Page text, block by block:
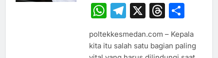
WhatsApp
Telegram
X
poltekkesmedan.com – Kepala
kita itu salah satu bagian paling